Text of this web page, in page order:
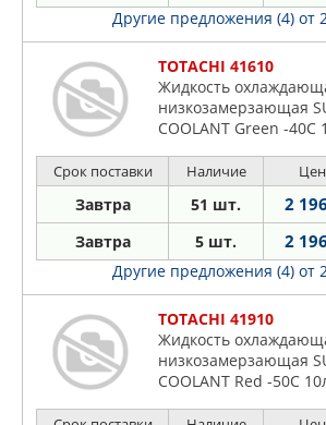
Другие предложения (4) от
TOTACHI 41610
Жидкость
низкозамерзающая
COOLANT Green -40C
Срок поставки Наличие
Завтра 51 шт. 2
Завтра 5 шт. 2
Другие предложения (4) от
TOTACHI 41910
Жидкость
низкозамерзающая
COOLANT Red -50C